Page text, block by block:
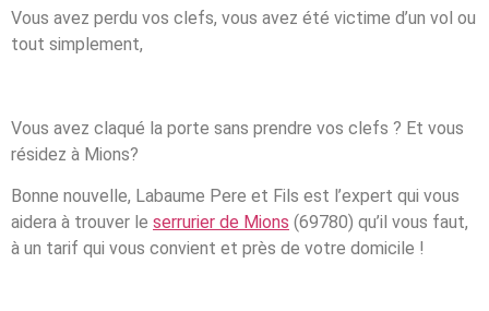
Vous avez perdu vos clefs, vous avez été victime d’un vol ou
tout simplement,
Vous avez claqué la porte sans prendre vos clefs ? Et vous
résidez à Mions?
Bonne nouvelle, Labaume Pere et Fils est l’expert qui vous
aidera à trouver le serrurier de Mions (69780) qu’il vous faut,
à un tarif qui vous convient et près de votre domicile !